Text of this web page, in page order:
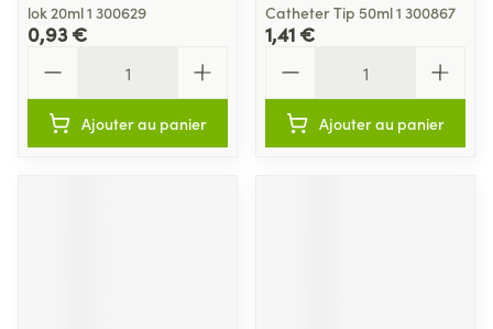
lok 20ml 1 300629
0,93 €
Ajouter au panier
Catheter Tip 50ml 1 300867
1,41 €
Ajouter au panier